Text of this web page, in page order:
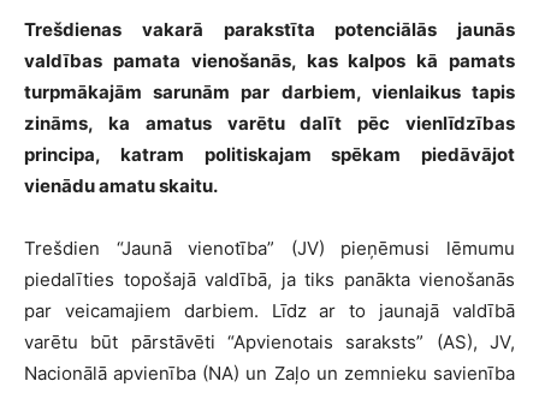
Trešdienas vakarā parakstīta potenciālās jaunās
valdības pamata vienošanās, kas kalpos kā pamats
turpmākajām sarunām par darbiem, vienlaikus tapis
zināms, ka amatus varētu dalīt pēc vienlīdzības
principa, katram politiskajam spēkam piedāvājot
vienādu amatu skaitu.
Trešdien “Jaunā vienotība” (JV) pieņēmusi lēmumu
piedalīties topošajā valdībā, ja tiks panākta vienošanās
par veicamajiem darbiem. Līdz ar to jaunajā valdībā
varētu būt pārstāvēti “Apvienotais saraksts” (AS), JV,
Nacionālā apvienība (NA) un Zaļo un zemnieku savienība